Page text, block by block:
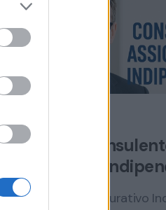
Sai chi è il
Assicurativo
Il Consulente Assicurativo